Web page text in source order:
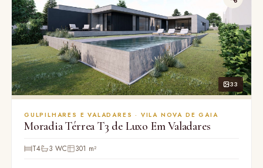
33
GULPILHARES E VALADARES · VILA NOVA DE GAIA
Moradia Térrea T3 de Luxo Em Valadares
T4 3 WC 301 m²